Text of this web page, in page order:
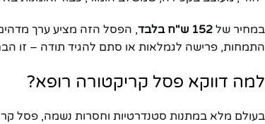
במחיר של 152 ש"ח בלבד
, הפסל הזה מציע ערך
התמחות, פרישה לגמלאות או סתם להגיד תודה – זו
למה דווקא פסל קריקטורה רופא?
בעולם מלא במתנות סטנדרטיות וחסרות נשמה, פסל